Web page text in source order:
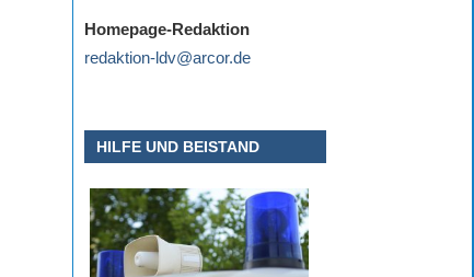
Homepage-Redaktion
redaktion-ldv@arcor.de
HILFE UND BEISTAND